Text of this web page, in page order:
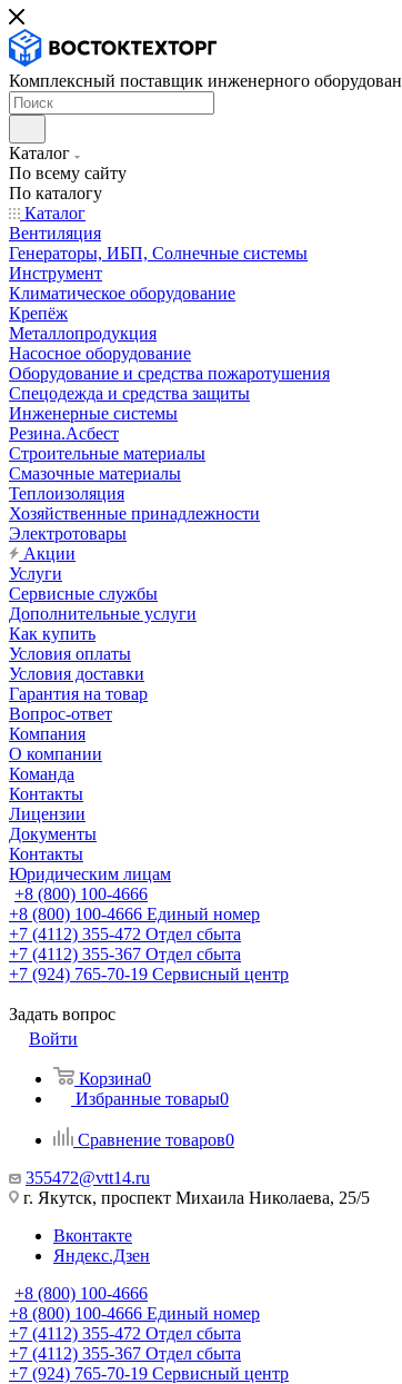
Комплексный поставщик инженерного
Каталог
По всему сайту
По каталогу
Каталог
Вентиляция
Генераторы, ИБП, Солнечные системы
Инструмент
Климатическое оборудование
Крепёж
Металлопродукция
Насосное оборудование
Оборудование и средства пожаротушения
Спецодежда и средства защиты
Инженерные системы
Резина.Асбест
Строительные материалы
Смазочные материалы
Теплоизоляция
Хозяйственные принадлежности
Электротовары
Акции
Услуги
Сервисные службы
Дополнительные услуги
Как купить
Условия оплаты
Условия доставки
Гарантия на товар
Вопрос-ответ
Компания
О компании
Команда
Контакты
Лицензии
Документы
Контакты
Юридическим лицам
+8 (800) 100-4666
+8 (800) 100-4666 Единый номер
+7 (4112) 355-472 Отдел сбыта
+7 (4112) 355-367 Отдел сбыта
+7 (924) 765-70-19 Сервисный центр
Задать вопрос
Войти
Корзина0
Избранные товары0
Сравнение товаров0
355472@vtt14.ru
г. Якутск, проспект Михаила Николаева, 25/5
Вконтакте
Яндекс.Дзен
+8 (800) 100-4666
+8 (800) 100-4666 Единый номер
+7 (4112) 355-472 Отдел сбыта
+7 (4112) 355-367 Отдел сбыта
+7 (924) 765-70-19 Сервисный центр